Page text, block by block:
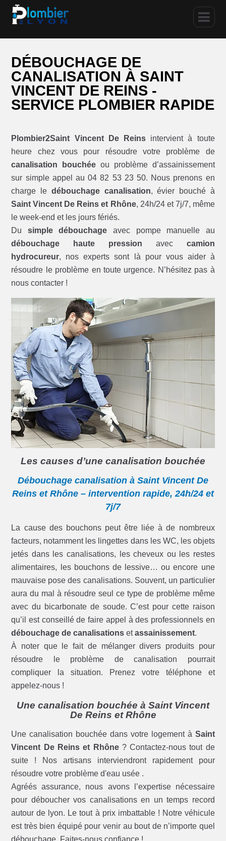
DÉBOUCHAGE DE
CANALISATION À SAINT
VINCENT DE REINS -
SERVICE PLOMBIER RAPIDE
Plombier2Saint Vincent De Reins intervient à toute
heure chez vous pour résoudre votre problème de
canalisation bouchée ou problème d’assainissement
sur simple appel au 04 82 53 23 50. Nous prenons en
charge le débouchage canalisation, évier bouché à
Saint Vincent De Reins et Rhône, 24h/24 et 7j/7, même
le week-end et les jours fériés.
Du simple débouchage avec pompe manuelle au
débouchage haute pression avec camion
hydrocureur, nos experts sont là pour vous aider à
résoudre le problème en toute urgence. N’hésitez pas à
nous contacter !
Les causes d’une canalisation bouchée
Débouchage canalisation à Saint Vincent De
Reins et Rhône – intervention rapide, 24h/24 et
7j/7
La cause des bouchons peut être liée à de nombreux
facteurs, notamment les lingettes dans les WC, les objets
jetés dans les canalisations, les cheveux ou les restes
alimentaires, les bouchons de lessive… ou encore une
mauvaise pose des canalisations. Souvent, un particulier
aura du mal à résoudre seul ce type de problème même
avec du bicarbonate de soude. C’est pour cette raison
qu’il est conseillé de faire appel à des professionnels en
débouchage de canalisations etassainissement.
À noter que le fait de mélanger divers produits pour
résoudre le problème de canalisation pourrait
compliquer la situation. Prenez votre téléphone et
appelez-nous !
Une canalisation bouchée à Saint Vincent
De Reins et Rhône
Une canalisation bouchée dans votre logement à Saint
Vincent De Reins et Rhône? Contactez-nous tout de
suite ! Nos artisans interviendront rapidement pour
résoudre votre problème d'eau usée .
Agréés assurance, nous avons l’expertise nécessaire
pour déboucher vos canalisations en un temps record
autour de lyon. Le tout à prix imbattable ! Notre véhicule
est très bien équipé pour venir au bout de n’importe quel